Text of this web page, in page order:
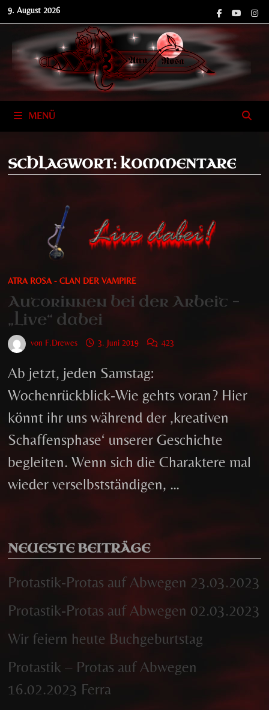
Zum
springen
9. August 2026
MENÜ
SCHLAGWORT:KOMMENTARE
ATRA ROSA - CLAN DER VAMPIRE
Autorinnen bei der Arbeit –
„Live“ dabei
von F.Drewes 3. Juni 2019 423
Ab jetzt, jeden Samstag:
Wochenrückblick-Wie gehts voran? Hier
könnt ihr uns während der ‚kreativen
Schaffensphase‘ unserer Geschichte
begleiten. Wenn sich die Charaktere mal
wieder verselbstständigen, …
NEUESTE BEITRÄGE
Protastik-Protas auf Abwegen 23.03.2023
Protastik-Protas auf Abwegen 02.03.2023
Wir feiern heute Buchgeburtstag
Protastik – Protas auf Abwegen
16.02.2023 Ferra